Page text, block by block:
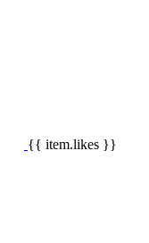
{{ item.likes }}